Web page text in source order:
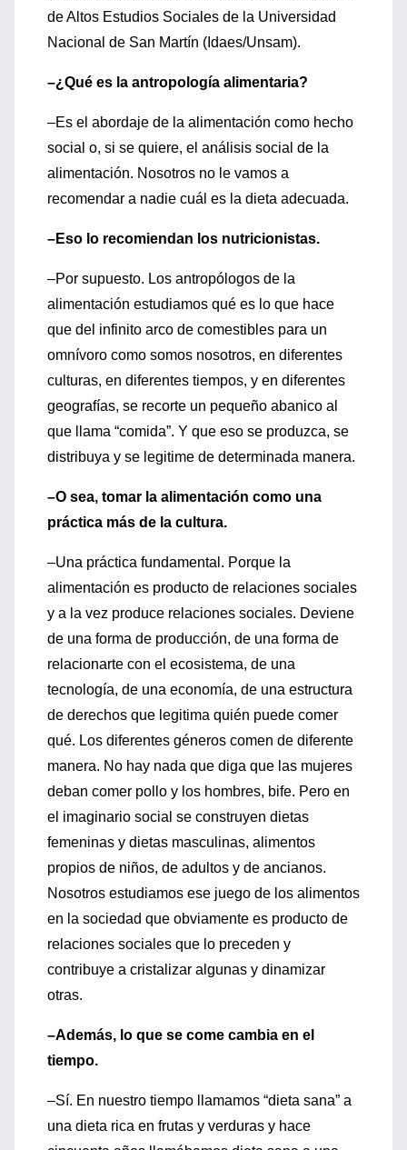
de Altos Estudios Sociales de la Universidad
Nacional de San Martín (Idaes/Unsam).
–¿Qué es la antropología alimentaria?
–Es el abordaje de la alimentación como hecho
social o, si se quiere, el análisis social de la
alimentación. Nosotros no le vamos a
recomendar a nadie cuál es la dieta adecuada.
–Eso lo recomiendan los nutricionistas.
–Por supuesto. Los antropólogos de la
alimentación estudiamos qué es lo que hace
que del infinito arco de comestibles para un
omnívoro como somos nosotros, en diferentes
culturas, en diferentes tiempos, y en diferentes
geografías, se recorte un pequeño abanico al
que llama “comida”. Y que eso se produzca, se
distribuya y se legitime de determinada manera.
–O sea, tomar la alimentación como una
práctica más de la cultura.
–Una práctica fundamental. Porque la
alimentación es producto de relaciones sociales
y a la vez produce relaciones sociales. Deviene
de una forma de producción, de una forma de
relacionarte con el ecosistema, de una
tecnología, de una economía, de una estructura
de derechos que legitima quién puede comer
qué. Los diferentes géneros comen de diferente
manera. No hay nada que diga que las mujeres
deban comer pollo y los hombres, bife. Pero en
el imaginario social se construyen dietas
femeninas y dietas masculinas, alimentos
propios de niños, de adultos y de ancianos.
Nosotros estudiamos ese juego de los alimentos
en la sociedad que obviamente es producto de
relaciones sociales que lo preceden y
contribuye a cristalizar algunas y dinamizar
otras.
–Además, lo que se come cambia en el
tiempo.
–Sí. En nuestro tiempo llamamos “dieta sana” a
una dieta rica en frutas y verduras y hace